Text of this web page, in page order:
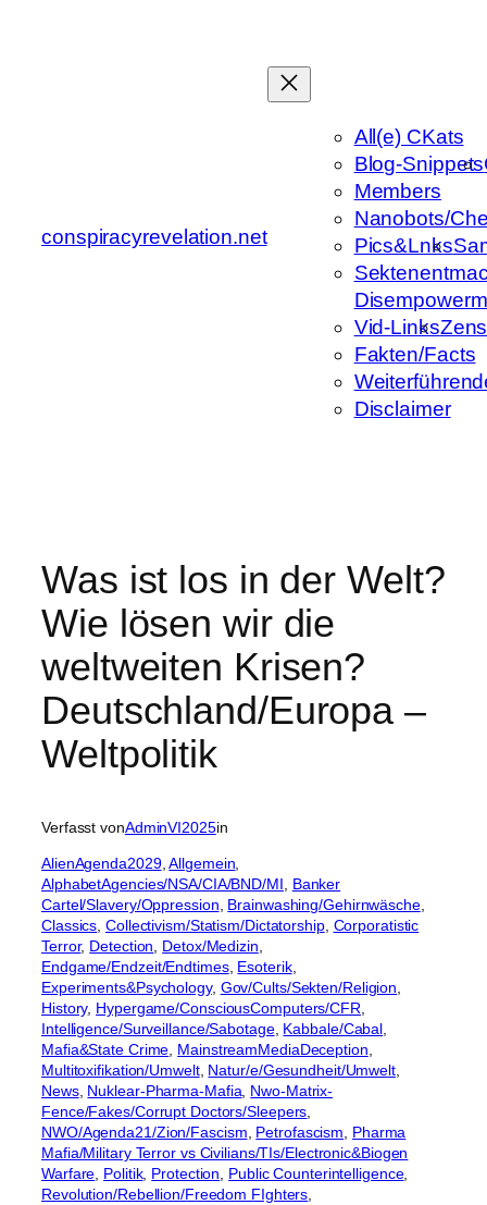
conspiracyrevelation.net
All(e) CKats
Blog-Snippets
Members
Nanobots/
Pics&Lnks
Vid-Links
Fakten/Facts
Disclaimer
Was ist los in der Welt?
Wie lösen wir die
weltweiten Krisen?
Deutschland/Europa –
Weltpolitik
Verfasst vonAdminVI2025in
AlienAgenda2029, Allgemein
AlphabetAgencies/NSA/CIA/BND/MI
Banker
Cartel/Slavery/Oppression Brainwashing/Gehirnwäsche
Classics , Collectivism/Statism/Dictatorship, Corporatistic
Terror, Detection Detox/Medizin
Endgame/Endzeit/Endtimes, Esoterik
Experiments&Psychology, Gov/Cults/Sekten/Religion
History, Hypergame/ConsciousComputers/CFR
Intelligence/Surveillance/Sabotage, Kabbale/Cabal
Mafia&State Crime MainstreamMediaDeception
Multitoxifikation/Umwelt, Natur/e/Gesundheit/Umwelt
News, Nuklear-Pharma-Mafia Nwo-Matrix-
Fence/Fakes/Corrupt Doctors/Sleepers
NWO/Agenda21/Zion/Fascism Petrofascism
Pharma
Mafia/Military Terror vs Civilians/TIs/Electronic&Biogen
Warfare Politik, Protection Public Counterintelligence
Revolution/Rebellion/Freedom FIghters